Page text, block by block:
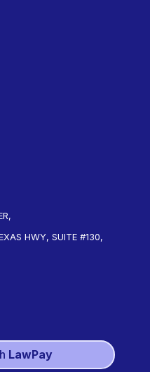
HWY, SUITE #130,
LawPay